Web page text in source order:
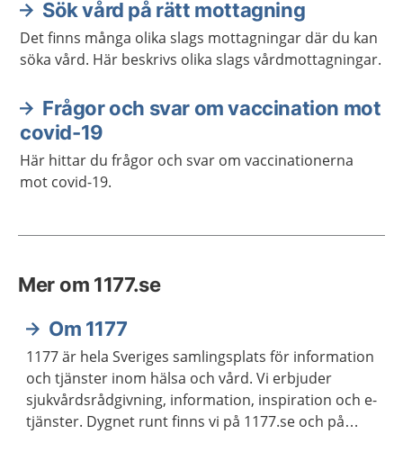
Sök vård på rätt mottagning
Det finns många olika slags mottagningar där du kan
söka vård. Här beskrivs olika slags vårdmottagningar.
Frågor och svar om vaccination mot
covid-19
Här hittar du frågor och svar om vaccinationerna
mot covid-19.
Mer om 1177.se
Om 1177
1177 är hela Sveriges samlingsplats för information
och tjänster inom hälsa och vård. Vi erbjuder
sjukvårdsrådgivning, information, inspiration och e-
tjänster. Dygnet runt finns vi på 1177.se och på